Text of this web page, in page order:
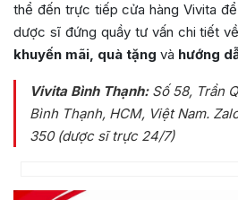
thể đến trực tiếp cửa hàng Vivita
dược sĩ đứng quầy tư vấn chi tiết về
khuyến mãi, quà tặng và hướng
Vivita Bình Thạnh:Số 58, Trần
Bình Thạnh, HCM, Việt Nam.
350 (dược sĩ trực 24/7)